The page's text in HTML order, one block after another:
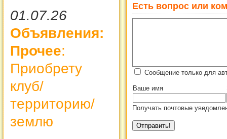
01.07.26
Объявления:
Прочее:
Приобрету
клуб/
территорию/
землю
Есть вопрос или
Сообщение только для
Ваше имя
Получать почтовые